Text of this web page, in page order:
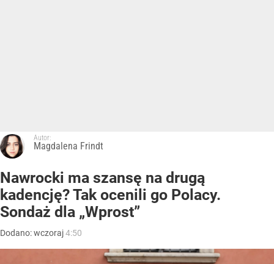
Autor:
Magdalena Frindt
Nawrocki ma szansę na drugą
kadencję? Tak ocenili go Polacy.
Sondaż dla „Wprost”
Dodano:wczoraj4:50